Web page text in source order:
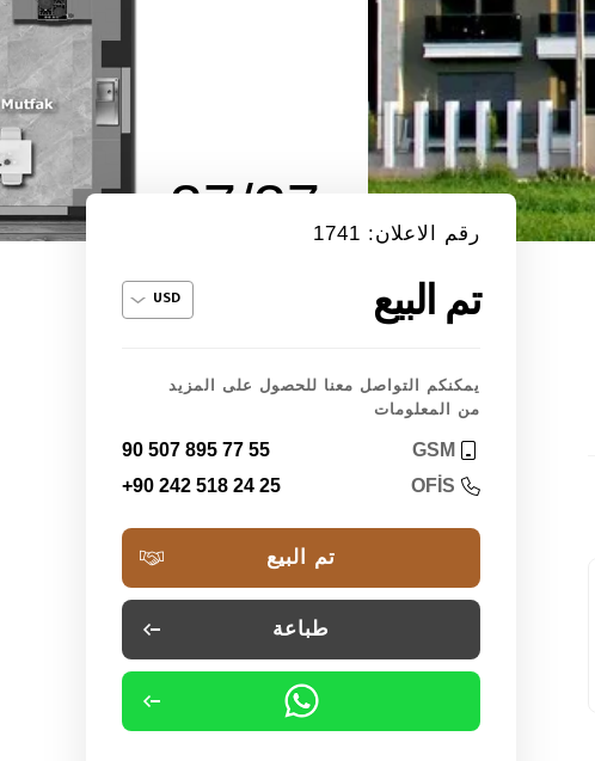
37/37 رقم الاعلان: 1741
تم البيع
يمكنكم التواصل معنا للحصول على المزيد
من المعلومات
GSM
90 507 895 77 55
OFİS
+90 242 518 24 25
تم البيع
طباعة